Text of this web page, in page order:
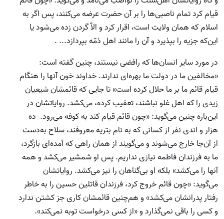
قیام کرد تمام ناصبی‌ها را بر آن حضرت عرضه می‌کنند، پس اگر به
اسلام که همان ولایت است، اقرار کرد و الاّ گردن زده می‌شود یا
این‌که جزیه را بپذیرد و آن را مانند اهل ذمّه بپردازد... .
در مورد سایر انسان‌ها که رافضی نیستند، چنین گفته است:
«مخالفین ما در دولت ما بهره‌ای ندارند. خداوند خون آنها را هنگام
قیام قائم ما بر ما حلال کرده است» تا جایی که قائمشان شیعیان
زیدی را که اهل غلو نباشند، تعقیب کرده، می‌کشد. روایاتشان در
این‌باره چنین می‌گوید: «چون قائم قیام کند به کوفه می‌رود. ده
هزار و اندی نفر از کسانی که به نام بتریه معروفند، سلاح به‌دست
از آن‌جا خارج می‌شوند و می‌گویند از همان راهی که آمده‌ای بازگرد،
ما به فرزندان فاطمه نیازی نداریم. پس او شمشیر می‌کشد و همه
آنها را می‌کشد» بلکه او بی‌گناهان را نیز می‌کشد. روایاتشان
می‌گوید: «چون قائم خروج کرد، فرزندان قاتلین حسین را به خاطر
رفتار پدرانشان می‌کشد» و هم‌چنین قائمشان کاری جز کشتن ندارد
و کسی را باقی نمی‌گذارد و «از کسی درخواست توبه نمی‌کند».